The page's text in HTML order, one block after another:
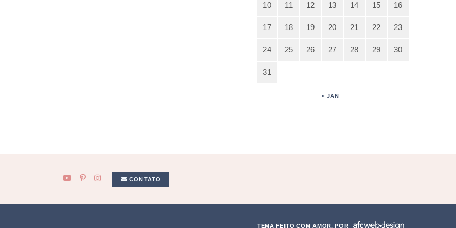
10 11 12 13 14 15 16
17 18 19 20 21 22 23
24 25 26 27 28 29 30
31
« JAN
CONTATO
TEMA FEITO COM AMOR, POR